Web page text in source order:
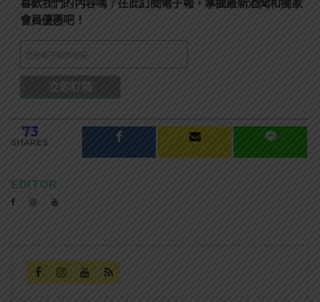
喜歡我們的內容嗎？在此訂閱電子報，掌握最新酒聞和獨家
會員優惠吧！
73
SHARES
EDITOR